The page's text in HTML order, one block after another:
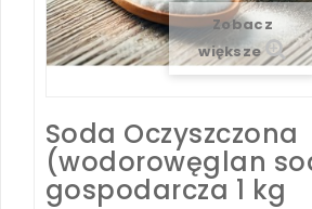
Zobacz
większe
Soda Oczyszczona
(wodorowęglan
gospodarcza 1 kg